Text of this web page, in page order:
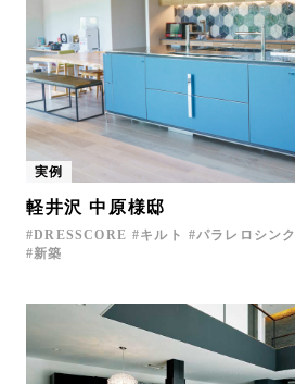
実例
軽井沢 中原様邸
DRESSCORE キルト パラレロシンク
新築